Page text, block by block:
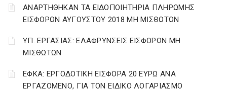
ΑΝΑΡΤΗΘΗΚΑΝ ΤΑ ΕΙΔΟΠΟΙΗΤΗΡΙΑ ΠΛΗΡΩΜΗΣ
ΕΙΣΦΟΡΩΝ ΑΥΓΟΥΣΤΟΥ 2018 ΜΗ ΜΙΣΘΩΤΩΝ
ΥΠ. ΕΡΓΑΣΙΑΣ: ΕΛΑΦΡΥΝΣΕΙΣ ΕΙΣΦΟΡΩΝ ΜΗ
ΜΙΣΘΩΤΩΝ
ΕΦΚΑ: ΕΡΓΟΔΟΤΙΚΗ ΕΙΣΦΟΡΑ 20 ΕΥΡΩ ΑΝΑ
ΕΡΓΑΖΟΜΕΝΟ, ΓΙΑ ΤΟΝ ΕΙΔΙΚΟ ΛΟΓΑΡΙΑΣΜΟ